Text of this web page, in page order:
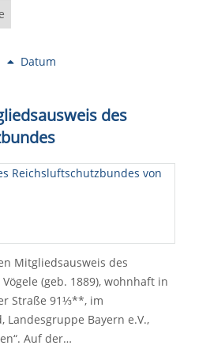
Datum
des
Mitgliedsausweis des
(geb. 1889), wohnhaft in
Straße 91⅓**, im
Landesgruppe Bayern e.V.,
Auf der…